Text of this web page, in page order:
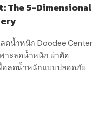
The 5-Dimensional
ดน้ำหนัก Doodee Center
าะลดน้ำหนัก ผ่าตัด
อลดน้ำหนักแบบปลอดภัย